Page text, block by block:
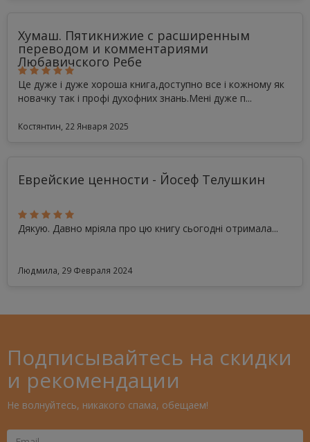
Хумаш. Пятикнижие с расширенным
переводом и комментариями
Любавичского Ребе
Це дуже і дуже хороша книга,доступно все і кожному як
новачку так і профі духофних знань.Мені дуже п...
Костянтин, 22 Января 2025
Еврейские ценности - Йосеф Телушкин
Дякую. Давно мріяла про цю книгу сьогодні отримала...
Людмила, 29 Февраля 2024
Подписывайтесь на скидки
и рекомендации
Не волнуйтесь, никакого спама, обещаем!